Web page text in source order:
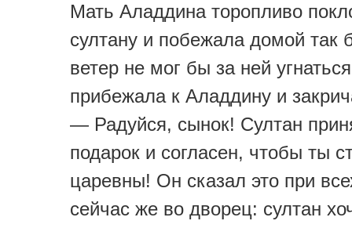
Мать Аладдина торопливо
султану и побежала домой так
ветер не мог бы за ней
прибежала к Аладдину и
— Радуйся, сынок! Султан
подарок и согласен, чтобы ты
царевны! Он сказал это при
сейчас же во дворец: султан